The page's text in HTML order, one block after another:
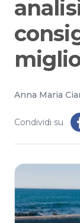
Anna Maria
Condividi su